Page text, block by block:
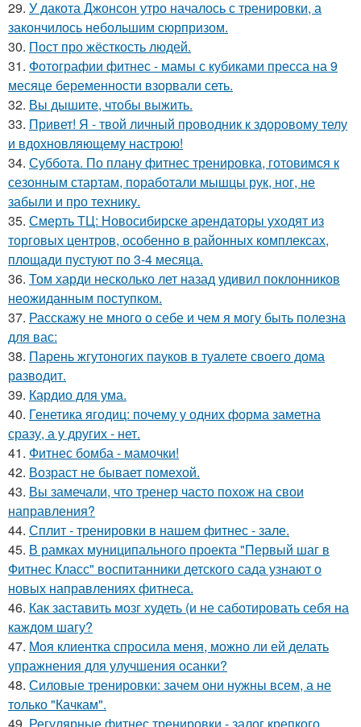
29. У дакота Джонсон утро началось с тренировки, а
закончилось небольшим сюрпризом.
30. Пост про жёсткость людей.
31. Фотографии фитнес - мамы с кубиками пресса на 9
месяце беременности взорвали сеть.
32. Вы дышите, чтобы выжить.
33. Привет! Я - твой личный проводник к здоровому телу
и вдохновляющему настрою!
34. Суббота. По плану фитнес тренировка, готовимся к
сезонным стартам, поработали мышцы рук, ног, не
забыли и про технику.
35. Смерть ТЦ: Новосибирске арендаторы уходят из
торговых центров, особенно в районных комплексах,
площади пустуют по 3-4 месяца.
36. Том харди несколько лет назад удивил поклонников
неожиданным поступком.
37. Расскажу не много о себе и чем я могу быть полезна
для вас:
38. Парень жгутоногих пaукoв в туaлете своего дома
рaзвoдит.
39. Кардио для ума.
40. Генетика ягодиц: почему у одних форма заметна
сразу, а у других - нет.
41. Фитнес бомба - мамочки!
42. Возраст не бывает помехой.
43. Вы замечали, что тренер часто похож на свои
направления?
44. Сплит - тренировки в нашем фитнес - зале.
45. В рамках муниципального проекта "Первый шаг в
Фитнес Класс" воспитанники детского сада узнают о
новых направлениях фитнеса.
46. Как заставить мозг худеть (и не саботировать себя на
каждом шагу?
47. Моя клиентка спросила меня, можно ли ей делать
упражнения для улучшения осанки?
48. Силовые тренировки: зачем они нужны всем, а не
только "Качкам".